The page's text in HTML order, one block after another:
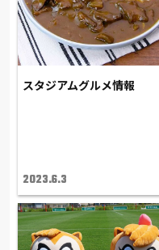
スタジアムグルメ情報
2023.6.3